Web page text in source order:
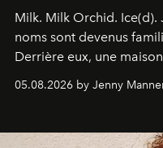
Milk. Milk Orchid. Ice(d).
noms sont devenus
Derrière eux, une
codes de la parfumerie
une approche aussi
05.08.2026 by Jenny